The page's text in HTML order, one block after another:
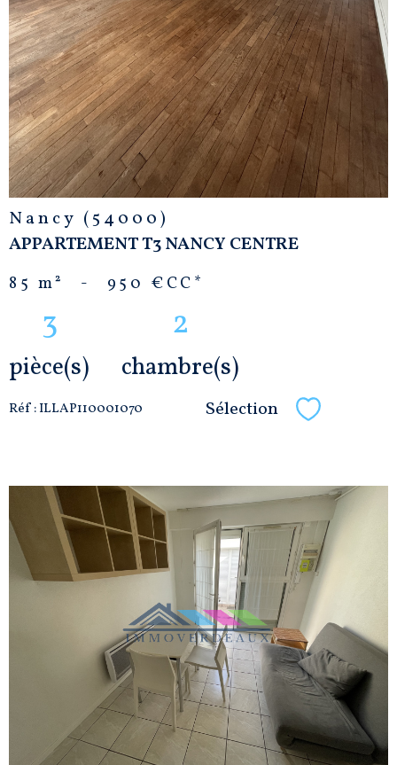
Nancy (54000)
APPARTEMENT T3 NANCY CENTRE
85 m² - 950 € CC*
3
pièce(s)
2
chambre(s)
Réf : ILLAP110001070 Sélection
VOIR LE
BIEN